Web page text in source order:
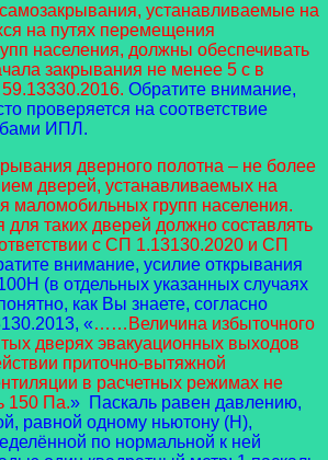
устанавливаемые на
на путях перемещения
населения, должны обеспечивать
закрывания не менее 5 с в
Обратите внимание,
проверяется на соответствие
ИПЛ.
дверного полотна – не более
дверей, устанавливаемых на
маломобильных групп населения.
для таких дверей должно составлять
с СП 1.13130.2020 и СП
внимание, усилие открывания
(в отдельных указанных случаях
как Вы знаете, согласно
«……Величина избыточного
дверях эвакуационных выходов
приточно-вытяжной
в расчетных режимах не
150 Па.» Паскаль равен давлению,
равной одному ньютону (Н),
по нормальной к ней